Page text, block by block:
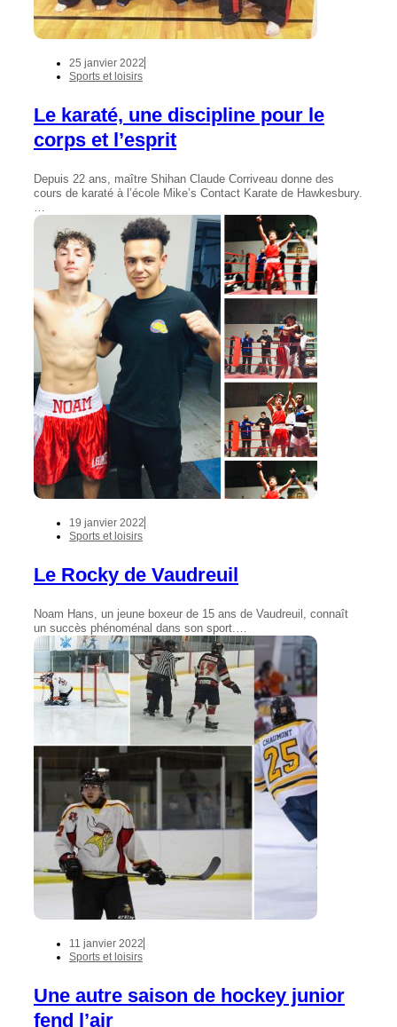
25 janvier 2022
Sports et loisirs
Le karaté, une discipline pour le
corps et l’esprit
Depuis 22 ans, maître Shihan Claude Corriveau donne des
cours de karaté à l’école Mike’s Contact Karate de Hawkesbury.
19 janvier 2022
Sports et loisirs
Le Rocky de Vaudreuil
Noam Hans, un jeune boxeur de 15 ans de Vaudreuil, connaît
un succès phénoménal dans son sport.…
11 janvier 2022
Sports et loisirs
Une autre saison de hockey junior
fend l’air